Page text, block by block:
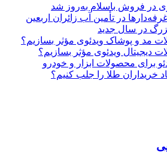
در فروش باسلام به‌روز شد
در تأمین آب زائران اربعین
مد و پوشاک ویدئوی مؤثر بسازیم؟
دیجیتال ویدئوی مؤثر بسازیم؟
برای محصولات ابزار و خودرو
خریداران طلا را جلب کنیم؟